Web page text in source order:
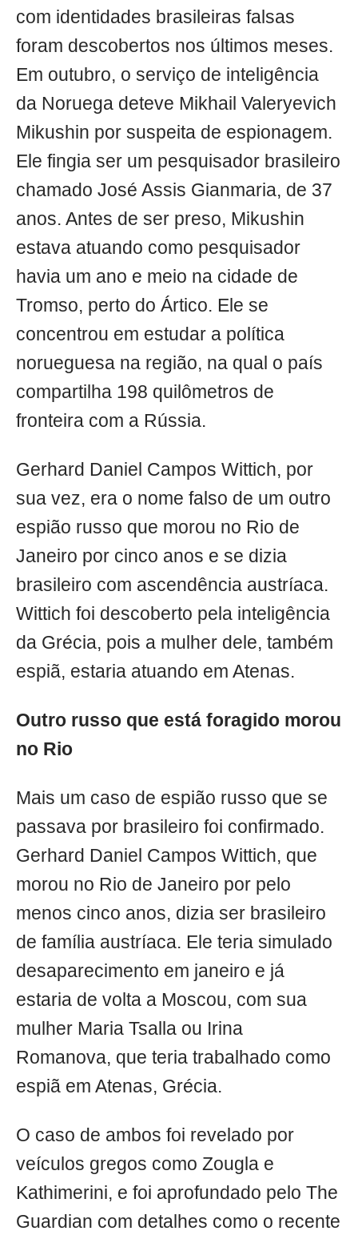
com identidades brasileiras falsas
foram descobertos nos últimos meses.
Em outubro, o serviço de inteligência
da Noruega deteve Mikhail Valeryevich
Mikushin por suspeita de espionagem.
Ele fingia ser um pesquisador brasileiro
chamado José Assis Gianmaria, de 37
anos. Antes de ser preso, Mikushin
estava atuando como pesquisador
havia um ano e meio na cidade de
Tromso, perto do Ártico. Ele se
concentrou em estudar a política
norueguesa na região, na qual o país
compartilha 198 quilômetros de
fronteira com a Rússia.
Gerhard Daniel Campos Wittich, por
sua vez, era o nome falso de um outro
espião russo que morou no Rio de
Janeiro por cinco anos e se dizia
brasileiro com ascendência austríaca.
Wittich foi descoberto pela inteligência
da Grécia, pois a mulher dele, também
espiã, estaria atuando em Atenas.
Outro russo que está foragido morou
no Rio
Mais um caso de espião russo que se
passava por brasileiro foi confirmado.
Gerhard Daniel Campos Wittich, que
morou no Rio de Janeiro por pelo
menos cinco anos, dizia ser brasileiro
de família austríaca. Ele teria simulado
desaparecimento em janeiro e já
estaria de volta a Moscou, com sua
mulher Maria Tsalla ou Irina
Romanova, que teria trabalhado como
espiã em Atenas, Grécia.
O caso de ambos foi revelado por
veículos gregos como Zougla e
Kathimerini, e foi aprofundado pelo The
Guardian com detalhes como o recente